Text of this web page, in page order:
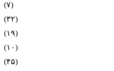
(۷)
(۳۲)
(۱۹)
(۱۰)
(۴۵)